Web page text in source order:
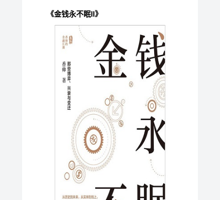
《金钱永不眠II》